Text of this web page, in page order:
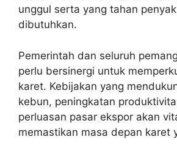
unggul serta yang tahan
dibutuhkan.
Pemerintah dan seluruh
perlu bersinergi untuk
karet. Kebijakan yang
kebun, peningkatan
perluasan pasar ekspor akan
memastikan masa depan karet